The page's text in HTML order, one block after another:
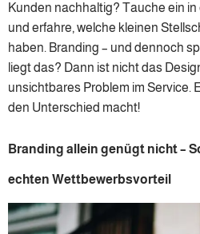
Kunden nachhaltig? Tauche ein in
und erfahre, welche kleinen
haben. Branding – und dennoch
liegt das? Dann ist nicht das
unsichtbares Problem im Service.
den Unterschied macht!
Branding allein genügt nicht –
echten Wettbewerbsvorteil